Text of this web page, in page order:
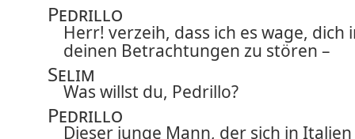
Pedrillo
Herr! verzeih, dass ich es wage, dich
deinen Betrachtungen zu stören –
Selim
Was willst du, Pedrillo?
Pedrillo
Dieser junge Mann, der sich in